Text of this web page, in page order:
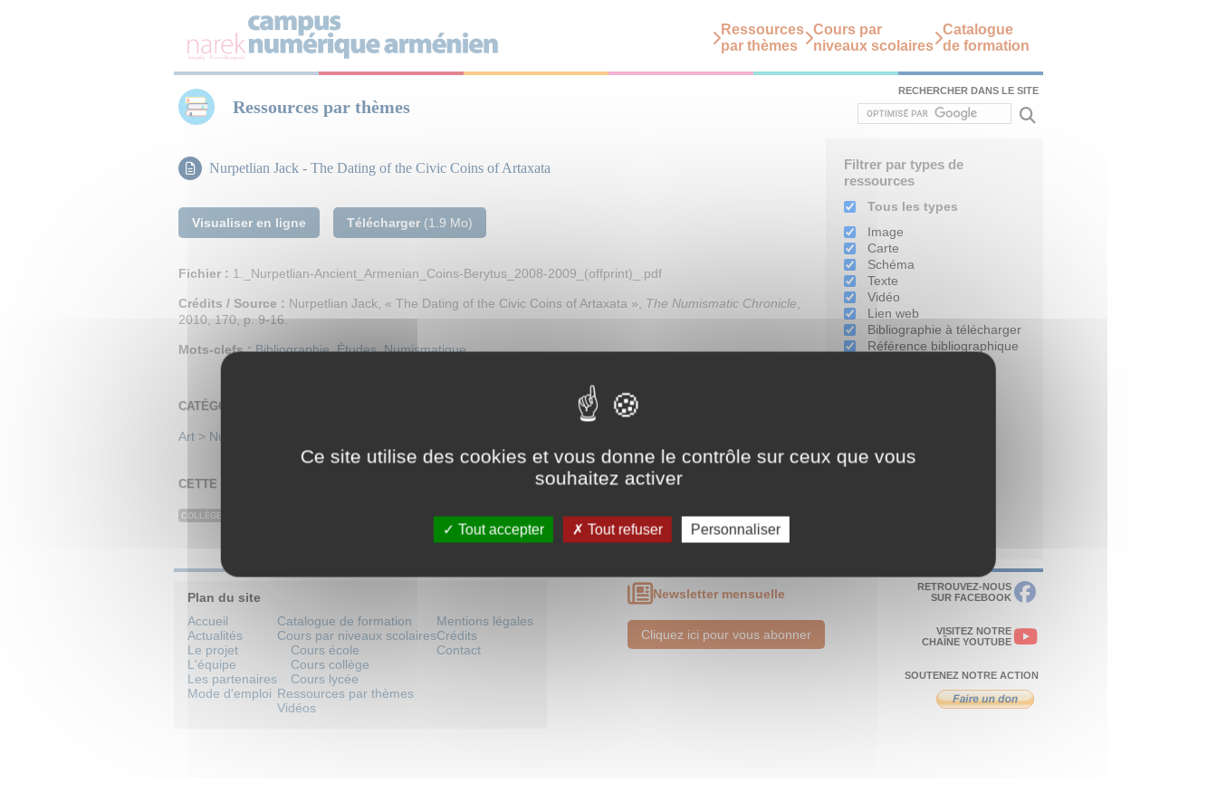
Ressources
par thèmes
Cours par
niveaux scolaires
Catalogue
de formation
Ressources par thèmes
RECHERCHER DANS LE SITE
Nurpetlian Jack - The Dating of the Civic Coins of Artaxata
Visualiser en ligne Télécharger (1.9 Mo)
Fichier : 1._Nurpetlian-Ancient_Armenian_Coins-Berytus_2008-2009_(offprint)_.pdf
Crédits / Source : Nurpetlian Jack, « The Dating of the Civic Coins of Artaxata », The Numismatic Chronicle
2010, 170, p. 9-16.
Mots-clefs : Bibliographie,Études,Numismatique
CATÉGORIES
Art > Numismatique et sigillographie
CETTE RESSOURCE EST UTILISÉE DANS LE COURS
COLLÈGE Les monnaies romaines relative à l’Arménie, ressources complémentaires
Filtrer par types de
ressources
Tous les types
Image
Carte
Schéma
Texte
Vidéo
Lien web
Bibliographie à télécharger
Référence bibliographique
Plan du site
Accueil
Actualités
Le projet
L'équipe
Les partenaires
Mode d'emploi
Catalogue de formation
Cours par niveaux scolaires
Cours école
Cours collège
Cours lycée
Ressources par thèmes
Vidéos
Mentions légales
Crédits
Contact
Newsletter mensuelle
Cliquez ici pour vous abonner
RETROUVEZ-NOUS
SUR FACEBOOK
VISITEZ NOTRE
CHAÎNE YOUTUBE
SOUTENEZ NOTRE ACTION
Ce site utilise des cookies et vous donne le contrôle sur ceux que vous
souhaitez activer
Tout accepter Tout refuser Personnaliser